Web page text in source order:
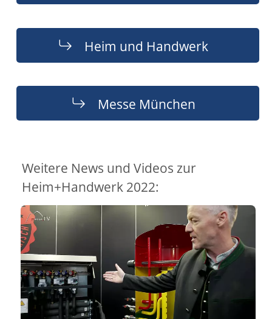
Heim und Handwerk
Messe München
Weitere News und Videos zur
Heim+Handwerk 2022: